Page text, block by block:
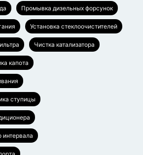
Промывка дизельных форсунок
Установка стеклоочистителей
Чистка катализатора
капота
ступицы